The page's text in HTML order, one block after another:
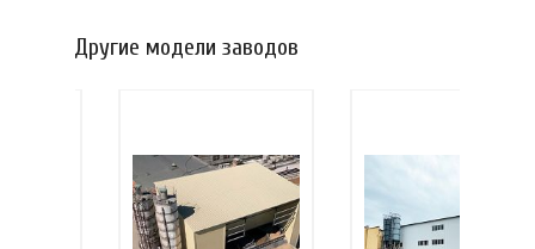
Другие модели заводов